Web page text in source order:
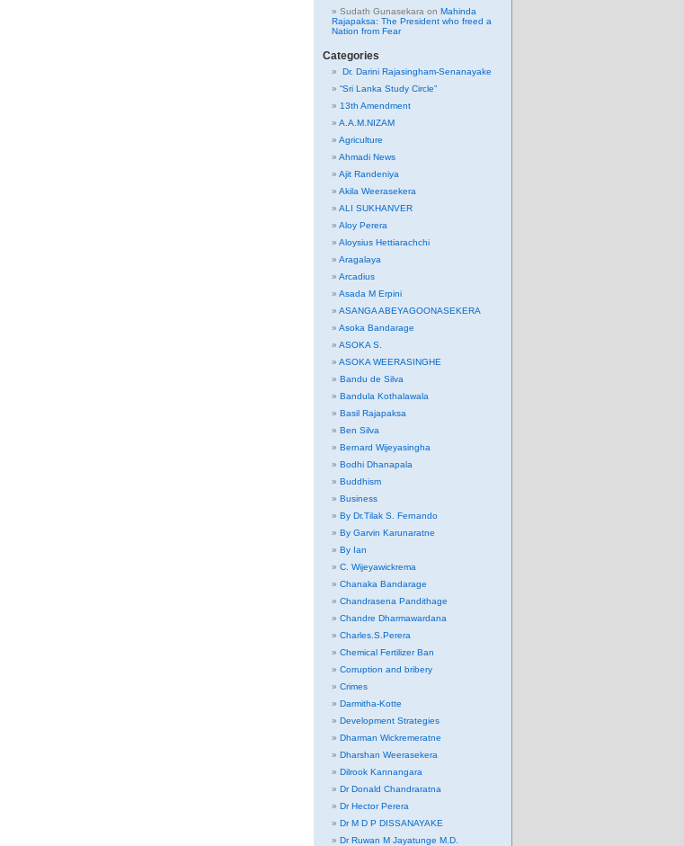
Sudath Gunasekara on Mahinda
Rajapaksa: The President who freed a
Nation from Fear
Categories
Dr. Darini Rajasingham-Senanayake
“Sri Lanka Study Circle”
13th Amendment
A.A.M.NIZAM
Agriculture
Ahmadi News
Ajit Randeniya
Akila Weerasekera
ALI SUKHANVER
Aloy Perera
Aloysius Hettiarachchi
Aragalaya
Arcadius
Asada M Erpini
ASANGA ABEYAGOONASEKERA
Asoka Bandarage
ASOKA S.
ASOKA WEERASINGHE
Bandu de Silva
Bandula Kothalawala
Basil Rajapaksa
Ben Silva
Bernard Wijeyasingha
Bodhi Dhanapala
Buddhism
Business
By Dr.Tilak S. Fernando
By Garvin Karunaratne
By Ian
C. Wijeyawickrema
Chanaka Bandarage
Chandrasena Pandithage
Chandre Dharmawardana
Charles.S.Perera
Chemical Fertilizer Ban
Corruption and bribery
Crimes
Darmitha-Kotte
Development Strategies
Dharman Wickremeratne
Dharshan Weerasekera
Dilrook Kannangara
Dr Donald Chandraratna
Dr Hector Perera
Dr M D P DISSANAYAKE
Dr Ruwan M Jayatunge M.D.